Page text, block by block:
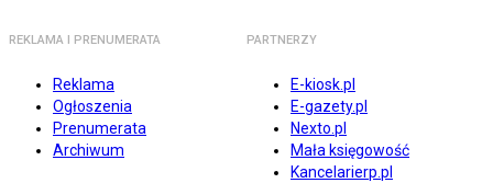
REKLAMA I PRENUMERATA
Reklama
Ogłoszenia
Prenumerata
Archiwum
PARTNERZY
E-kiosk.pl
E-gazety.pl
Nexto.pl
Mała księgowość
Kancelarierp.pl